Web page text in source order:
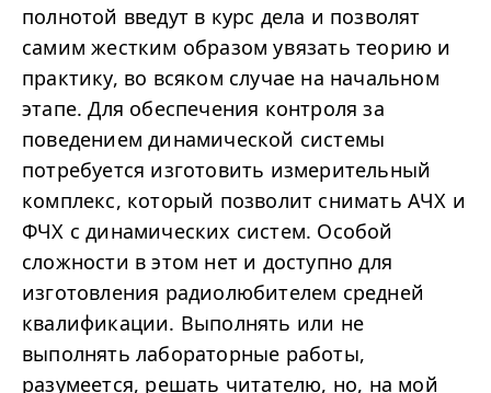
полнотой введут в курс дела и позволят
самим жестким образом увязать теорию и
практику, во всяком случае на начальном
этапе. Для обеспечения контроля за
поведением динамической системы
потребуется изготовить измерительный
комплекс, который позволит снимать АЧХ и
ФЧХ с динамических систем. Особой
сложности в этом нет и доступно для
изготовления радиолюбителем средней
квалификации. Выполнять или не
выполнять лабораторные работы,
разумеется, решать читателю, но, на мой